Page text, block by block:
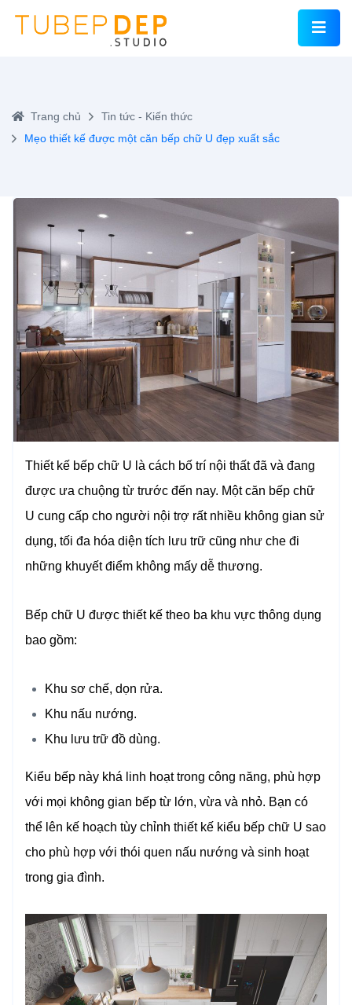
Trang chủ
Tin tức - Kiến thức
Mẹo thiết kế được một căn bếp chữ U đẹp xuất sắc
Thiết kế bếp chữ U là cách bố trí nội thất đã và đang
được ưa chuộng từ trước đến nay. Một căn bếp chữ
U cung cấp cho người nội trợ rất nhiều không gian sử
dụng, tối đa hóa diện tích lưu trữ cũng như che đi
những khuyết điểm không mấy dễ thương.
Bếp chữ U được thiết kế theo ba khu vực thông dụng
bao gồm:
Khu sơ chế, dọn rửa.
Khu nấu nướng.
Khu lưu trữ đồ dùng.
Kiểu bếp này khá linh hoạt trong công năng, phù hợp
với mọi không gian bếp từ lớn, vừa và nhỏ. Bạn có
thể lên kế hoạch tùy chỉnh thiết kế kiểu bếp chữ U sao
cho phù hợp với thói quen nấu nướng và sinh hoạt
trong gia đình.